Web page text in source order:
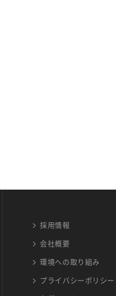
採用情報
会社概要
環境への取り組み
プライバシーポリシー